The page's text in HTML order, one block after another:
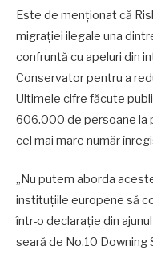
Este de menționat că
migrației ilegale una
confruntă cu apeluri din
Conservator pentru a
Ultimele cifre făcute
606.000 de persoane la
cel mai mare număr
„Nu putem aborda
instituțiile europene să
într-o declarație din
seară de No.10 Downing